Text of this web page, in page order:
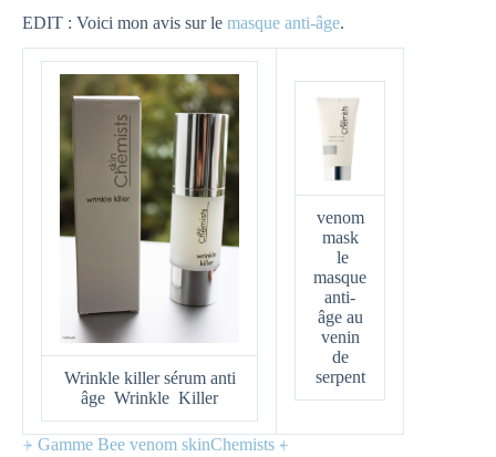
EDIT : Voici mon avis sur le masque anti-âge.
Wrinkle killer sérum anti
âge Wrinkle Killer
venom
mask
le
masque
anti-
âge au
venin
de
serpent
⍆ Gamme Bee venom skinChemists ⍅